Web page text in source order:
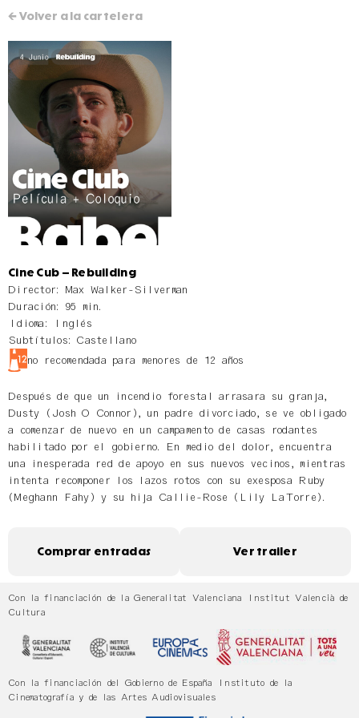
← Volver a la cartelera
Cine Cub – Rebuilding
Director: Max Walker-Silverman
Duración: 95 min.
Idioma: Inglés
Subtítulos: Castellano
no recomendada para menores de 12 años
Después de que un incendio forestal arrasara su granja,
Dusty (Josh O Connor), un padre divorciado, se ve obligado
a comenzar de nuevo en un campamento de casas rodantes
habilitado por el gobierno. En medio del dolor, encuentra
una inesperada red de apoyo en sus nuevos vecinos, mientras
intenta recomponer los lazos rotos con su exesposa Ruby
(Meghann Fahy) y su hija Callie-Rose (Lily LaTorre).
Comprar entradas Ver trailer
Con la financiación de la Generalitat Valenciana Institut Valencià de
Cultura
Con la financiación del Gobierno de España Instituto de la
Cinematografía y de las Artes Audiovisuales